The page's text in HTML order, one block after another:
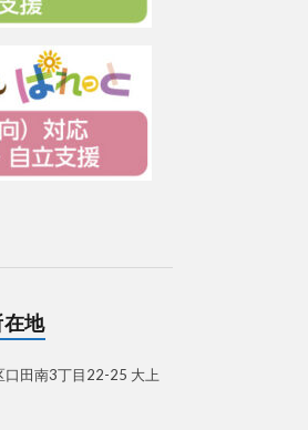
地
田南3丁目22-25 大上